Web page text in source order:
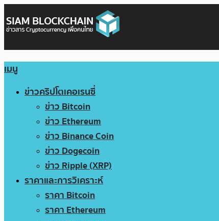
เมนู
ข่าวคริปโตเคอเรนซี่
ข่าว Bitcoin
ข่าว Ethereum
ข่าว Binance Coin
ข่าว Dogecoin
ข่าว Ripple (XRP)
ราคาและการวิเคราะห์
ราคา Bitcoin
ราคา Ethereum